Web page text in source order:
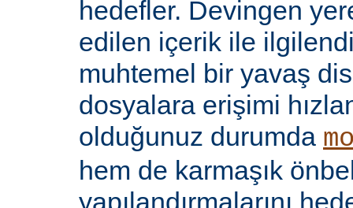
hedefler. Devingen
edilen içerik ile
muhtemel bir yavaş
dosyalara erişimi
olduğunuz durumda
hem de karmaşık
yapılandırmalarını